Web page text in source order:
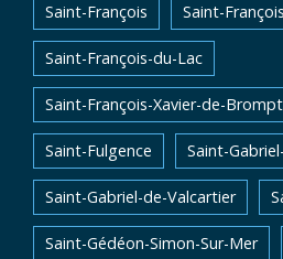
Saint-François Saint-
Saint-François-du-Lac
Saint-François-Xavier-de-
Saint-Fulgence Saint-
Saint-Gabriel-de-Valcartier
Saint-Gédéon-Simon-Sur-Mer